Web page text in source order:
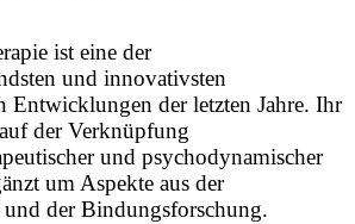
ist eine der
und innovativsten
Entwicklungen der letzten Jahre. Ihr
der Verknüpfung
und psychodynamischer
um Aspekte aus der
der Bindungsforschung.